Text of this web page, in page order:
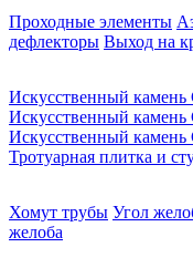
Проходные элементы
дефлекторы Выход на
Искусственный
Искусственный
Искусственный
Тротуарная плитка и
Хомут трубы Угол
желоба